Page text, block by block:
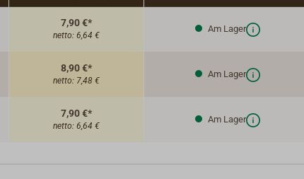
7,90 €*
netto: 6,64 €
Am Lager
8,90 €*
netto: 7,48 €
Am Lager
7,90 €*
netto: 6,64 €
Am Lager